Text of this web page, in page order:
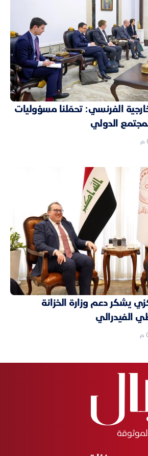
الفرنسي: تحمّلنا مسؤوليات
الدولي
يشكر دعم وزارة الخزانة
الفيدرالي